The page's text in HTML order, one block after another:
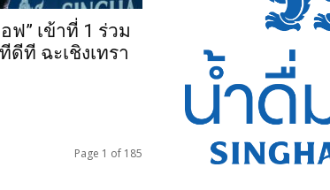
ฟ” เข้าที่ 1 ร่วม
ที ฉะเชิงเทรา
Page 1 of 185